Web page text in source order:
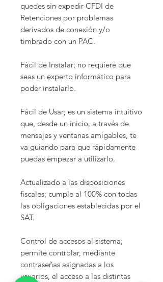
quedes sin expedir CFDI de
Retenciones por problemas
derivados de conexión y/o
timbrado con un PAC.
Fácil de Instalar; no requiere que
seas un experto informático para
poder instalarlo.
Fácil de Usar; es un sistema intuitivo
que, desde un inicio, a través de
mensajes y ventanas amigables, te
va guiando para que rápidamente
puedas empezar a utilizarlo.
Actualizado a las disposiciones
fiscales; cumple al 100% con todas
las obligaciones establecidas por el
SAT.
Control de accesos al sistema;
permite controlar, mediante
contraseñas asignadas a los
usuarios, el acceso a las distintas